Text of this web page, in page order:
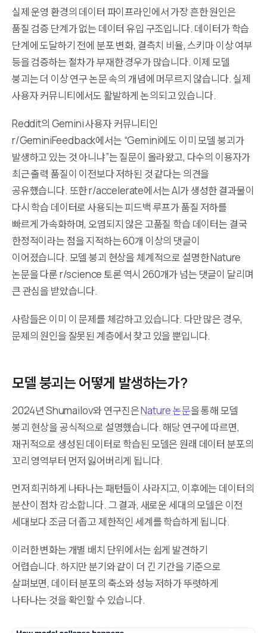
실제 운영 환경의 데이터 파이프라인에서 가장 흔한 원인은
품질 검증 단계가 없는 데이터 유입 구조입니다. 데이터가 학습
단계에 도달하기 전에 분포 변화, 결측치 비율, 스키마 이상 여부
등을 검증하는 절차가 부재한 경우가 많습니다. 이제 모델
붕괴는 더 이상 연구 논문 속의 개념에 머무르지 않습니다. 실제
사용자 커뮤니티에서도 활발하게 논의되고 있습니다.
Reddit의 Gemini 사용자 커뮤니티인
r/GeminiFeedback에서는 “Gemini에도 이미 모델 붕괴가
발생하고 있는 것 아니냐”는 질문이 올라왔고, 다수의 이용자가
최근 출력 품질이 이전보다 저하된 것 같다는 의견을
공유했습니다. 또한 r/accelerate에서는 AI가 생성한 결과물이
다시 학습 데이터로 사용되는 피드백 루프가 품질 저하를
빠르게 가속화하며, 오염되지 않은 고품질 학습 데이터는 결국
한정적이라는 점을 지적하는 60개 이상의 댓글이
이어졌습니다. 모델 붕괴 현상을 체계적으로 설명한 Nature
논문을 다룬 r/science 토론 역시 260개가 넘는 댓글이 달리며
큰 관심을 받았습니다.
사람들은 이미 이 문제를 체감하고 있습니다. 다만 많은 경우,
문제의 원인을 잘못된 계층에서 찾고 있을 뿐입니다.
모델 붕괴는 어떻게 발생하는가?
2024년 Shumailov와 연구진은Nature 논문을 통해 모델
붕괴 현상을 공식적으로 설명했습니다. 해당 연구에 따르면,
재귀적으로 생성된 데이터로 학습된 모델은 원래 데이터 분포의
꼬리 영역부터 먼저 잃어버리게 됩니다.
먼저 희귀하게 나타나는 패턴들이 사라지고, 이후에는 데이터의
분산이 점차 감소합니다. 그 결과, 새로운 세대의 모델은 이전
세대보다 조금 더 좁고 제한적인 세계를 학습하게 됩니다.
이러한 변화는 개별 배치 단위에서는 쉽게 발견하기
어렵습니다. 하지만 분기와 같이 더 긴 기간을 기준으로
살펴보면, 데이터 분포의 축소와 성능 저하가 뚜렷하게
나타나는 것을 확인할 수 있습니다.